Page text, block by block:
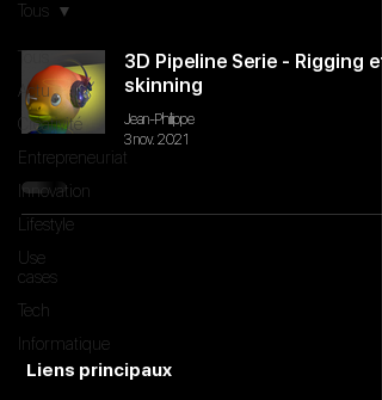
Tous
Actu
Créativité
Entrepreneuriat
Innovation
Lifestyle
Use
cases
Tech
Informatique
Tous
3D Pipeline Serie - Rigging et
skinning
Jean-Philippe
3 nov. 2021
Liens principaux